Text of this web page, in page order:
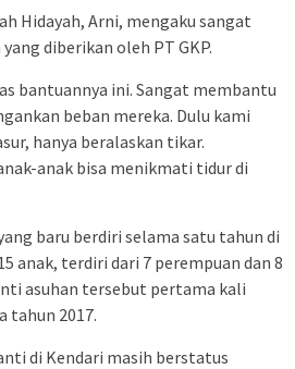
Hidayah, Arni, mengaku sangat
diberikan oleh PT GKP.
bantuannya ini. Sangat membantu
beban mereka. Dulu kami
hanya beralaskan tikar.
anak bisa menikmati tidur di
baru berdiri selama satu tahun di
anak, terdiri dari 7 perempuan dan 8
asuhan tersebut pertama kali
tahun 2017.
di Kendari masih berstatus